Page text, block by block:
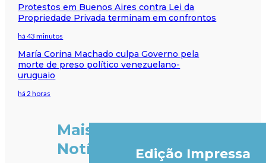
Protestos em Buenos Aires contra Lei da
Propriedade Privada terminam em confrontos
há 43 minutos
María Corina Machado culpa Governo pela
morte de preso político venezuelano-
uruguaio
há 2 horas
Mais
Notícias
Edição Impressa